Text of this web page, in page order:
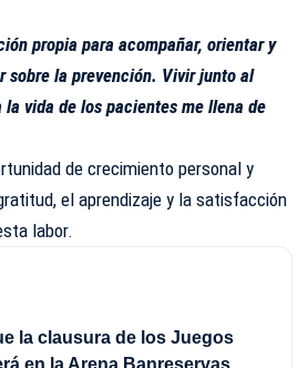
propia para acompañar, orientar y
sobre la prevención. Vivir junto al
vida de los pacientes me llena de
de crecimiento personal y
el aprendizaje y la satisfacción
labor.
la clausura de los Juegos
en la Arena Banreservas